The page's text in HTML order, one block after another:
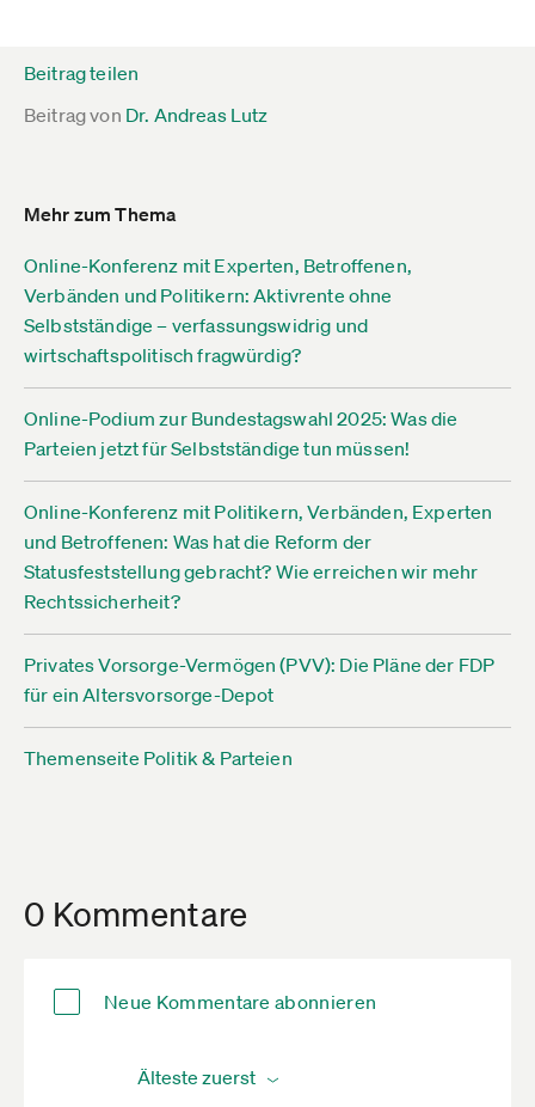
Beitrag teilen
Beitrag von Dr. Andreas Lutz
Mehr zum Thema
Online-Konferenz mit Experten, Betroffenen,
Verbänden und Politikern: Aktivrente ohne
Selbstständige – verfassungswidrig und
wirtschaftspolitisch fragwürdig?
Online-Podium zur Bundestagswahl 2025: Was die
Parteien jetzt für Selbstständige tun müssen!
Online-Konferenz mit Politikern, Verbänden, Experten
und Betroffenen: Was hat die Reform der
Statusfeststellung gebracht? Wie erreichen wir mehr
Rechtssicherheit?
Privates Vorsorge-Vermögen (PVV): Die Pläne der FDP
für ein Altersvorsorge-Depot
Themenseite Politik & Parteien
0 Kommentare
Neue Kommentare abonnieren